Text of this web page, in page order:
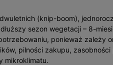
(knip-boom),
sezon wegetacji – 8-
ponieważ zależy
pilności zakupu, zasobności
mikroklimatu.